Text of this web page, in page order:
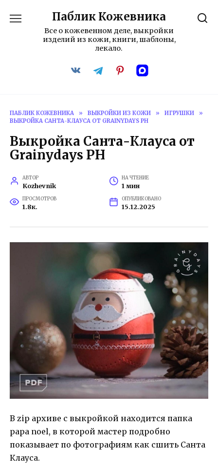
содержанию
Паблик Кожевника
Все о кожевенном деле, выкройки
изделий из кожи, книги, шаблоны,
лекало.
ПАБЛИК КОЖЕВНИКА » ВЫКРОЙКИ ИЗ КОЖИ » ИГРУШКИ
»
ВЫКРОЙКА САНТА-КЛАУСА ОТ GRAINYDAYS PH
Выкройка Санта-Клауса от
Grainydays PH
АВТОР
Kozhevnik
НА ЧТЕНИЕ
1 мин
ПРОСМОТРОВ
1.8к.
ОПУБЛИКОВАНО
15.12.2025
В zip архиве с выкройкой находится папка
papa noel, в которой мастер подробно
показывает по фотографиям как сшить Санта
Клауса.